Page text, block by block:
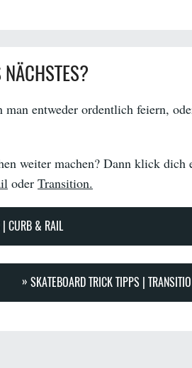
entweder ordentlich feiern,
weiter machen? Dann klick dich
oder Transition.
| CURB & RAIL
SKATEBOARD TRICK TIPPS |